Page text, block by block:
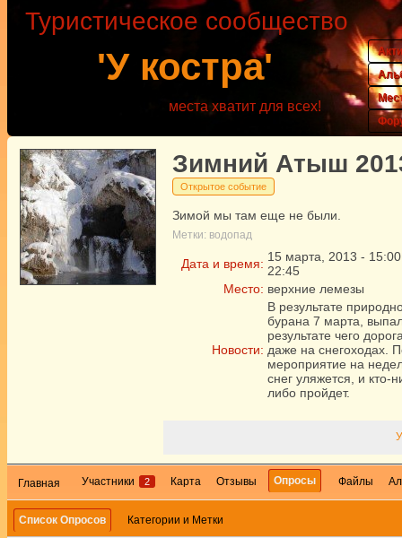
'У костра'
Туристическое сообщество
места хватит для всех!
Зимний Атыш
Открытое событие
Зимой мы там еще не были.
Метки: водопад
Дата и время: 15 марта 2013 - 15:00
22:45
Место: верхние лемезы
Новости:
В результате
бурана 7 марта,
результате чего
даже на снегоходах.
мероприятие на
снег уляжется, и кто-
либо пройдет.
Главная Участники 2 Карта Отзывы Опросы Файлы
Список Опросов Категории и Метки